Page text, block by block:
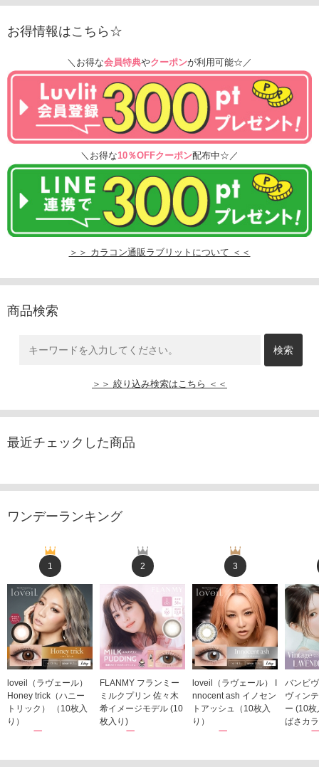
お得情報はこちら☆
＼お得な会員特典やクーポンが利用可能☆／
＼お得な10％OFFクーポン配布中☆／
＞＞ カラコン通販ラブリットについて ＜＜
商品検索
＞＞ 絞り込み検索はこちら ＜＜
最近チェックした商品
ワンデーランキング
1
loveil（ラヴェール）
Honey trick（ハニー
トリック） （10枚入
り）
1,760円
2
FLANMY フランミー
ミルクプリン 佐々木
希イメージモデル (10
枚入り)
1,815円
3
loveil（ラヴェール） I
nnocent ash イノセン
トアッシュ（10枚入
り）
1,760円
バンビ
ヴィン
ー (10
ばさカ
1,848